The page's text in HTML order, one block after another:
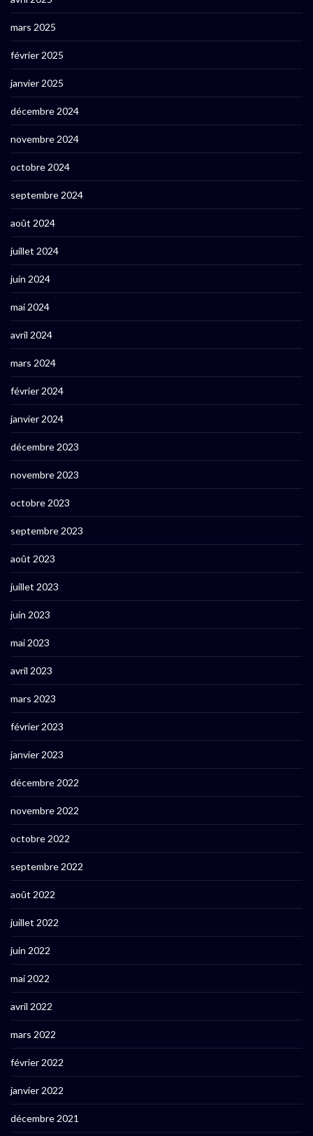
mars 2025
février 2025
janvier 2025
décembre 2024
novembre 2024
octobre 2024
septembre 2024
août 2024
juillet 2024
juin 2024
mai 2024
avril 2024
mars 2024
février 2024
janvier 2024
décembre 2023
novembre 2023
octobre 2023
septembre 2023
août 2023
juillet 2023
juin 2023
mai 2023
avril 2023
mars 2023
février 2023
janvier 2023
décembre 2022
novembre 2022
octobre 2022
septembre 2022
août 2022
juillet 2022
juin 2022
mai 2022
avril 2022
mars 2022
février 2022
janvier 2022
décembre 2021